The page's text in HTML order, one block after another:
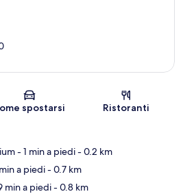
Mappa
spostarsi Ristoranti
- 1 min a piedi- 0.2 km
a piedi- 0.7 km
min a piedi- 0.8 km